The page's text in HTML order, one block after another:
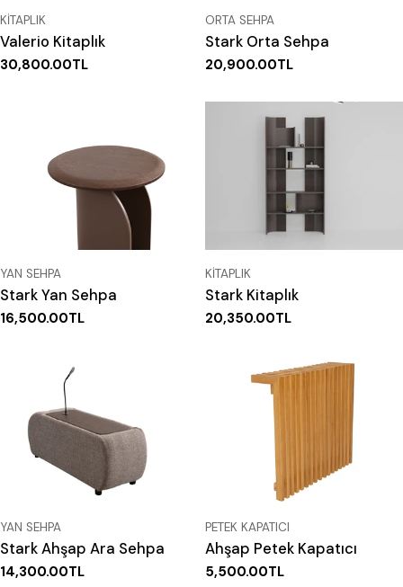
TIP:
KITAPLIK
Valerio Kitaplık
Normal
30,800.00TL
TIP:
ORTA SEHPA
Stark Orta Sehpa
Normal
20,900.00TL
TIP:
YAN SEHPA
Stark Yan Sehpa
Normal
16,500.00TL
TIP:
KITAPLIK
Stark Kitaplık
Normal
20,350.00TL
TIP:
YAN SEHPA
Stark Ahşap Ara Sehpa
Normal
14,300.00TL
TIP:
PETEK KAPATICI
Ahşap Petek Kapatıcı
Normal
5,500.00TL